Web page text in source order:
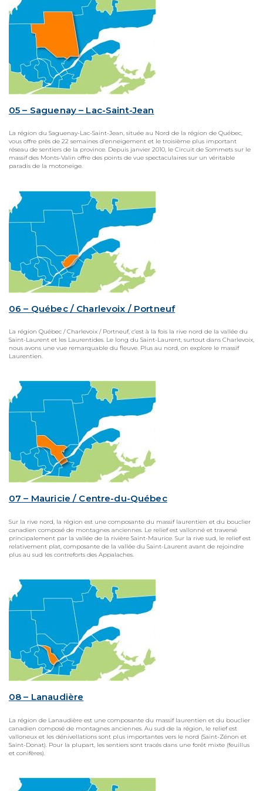
05 – Saguenay – Lac-Saint-Jean
La région du Saguenay-Lac-Saint-Jean, située au Nord de la région de Québec,
vous offre près de 22 semaines d’enneigement et le troisième plus important
réseau de sentiers de la province. Depuis janvier 2010, le Circuit de Sommets sur le
massif des Monts-Valin offre des points de vue spectaculaires sur un véritable
paradis de la motoneige.
06 – Québec / Charlevoix / Portneuf
La région Québec / Charlevoix / Portneuf, c’est à la fois la rive nord de la vallée du
Saint-Laurent et les Laurentides. Le long du Saint-Laurent, surtout dans Charlevoix,
nous avons une vue remarquable du fleuve. Plus au nord, on explore le massif
Laurentien.
07 – Mauricie / Centre-du-Québec
Sur la rive nord, la région est une composante du massif laurentien et du bouclier
canadien composé de montagnes anciennes. Le relief est vallonné et traversé
principalement par la vallée de la rivière Saint-Maurice. Sur la rive sud, le relief est
relativement plat, composante de la vallée du Saint-Laurent avant de rejoindre
plus au sud les contreforts des Appalaches.
08 – Lanaudière
La région de Lanaudière est une composante du massif laurentien et du bouclier
canadien composé de montagnes anciennes. Au sud de la région, le relief est
valloneux et les dénivellations sont plus importantes vers le nord (Saint-Zénon et
Saint-Donat). Pour la plupart, les sentiers sont tracés dans une forêt mixte (feuillus
et conifères).